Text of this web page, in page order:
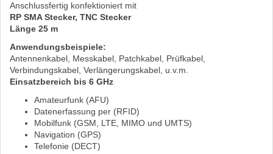
Anschlussfertig konfektioniert mit
RP SMA Stecker, TNC Stecker
Länge 25 m
Anwendungsbeispiele:
Antennenkabel, Messkabel, Patchkabel, Prüfkabel,
Verbindungskabel, Verlängerungskabel, u.v.m.
Einsatzbereich bis 6 GHz
Amateurfunk (AFU)
Datenerfassung per (RFID)
Mobilfunk (GSM, LTE, MIMO und UMTS)
Navigation (GPS)
Telefonie (DECT)